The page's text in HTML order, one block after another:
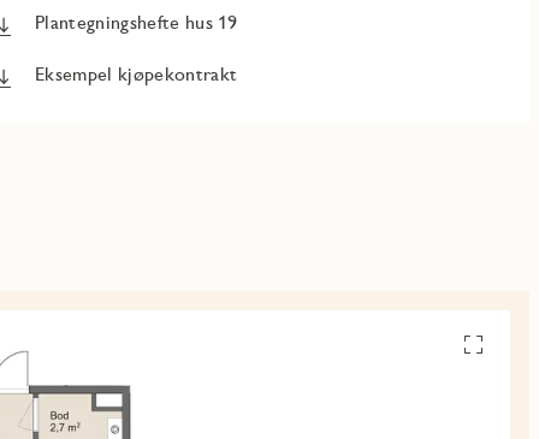
Plantegningshefte hus 19
Eksempel kjøpekontrakt
Se